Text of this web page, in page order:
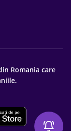
Romania care